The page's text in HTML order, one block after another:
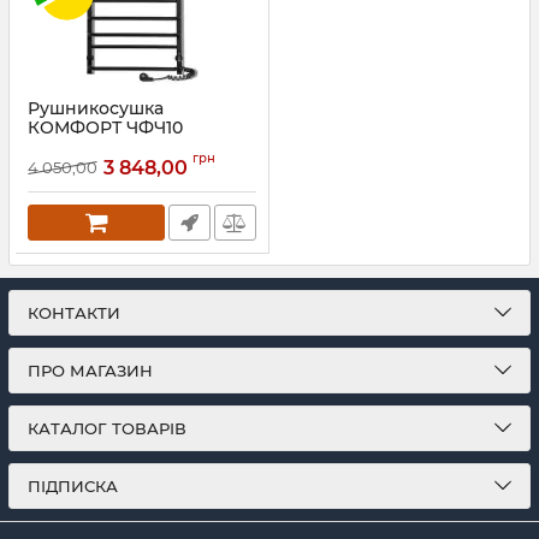
Рушникосушка
КОМФОРТ ЧФЧ10
мат
Артикул:73207639
4 050,00 3 848,00 грн
КОНТАКТИ
ПРО МАГАЗИН
КАТАЛОГ ТОВАРІВ
ПІДПИСКА